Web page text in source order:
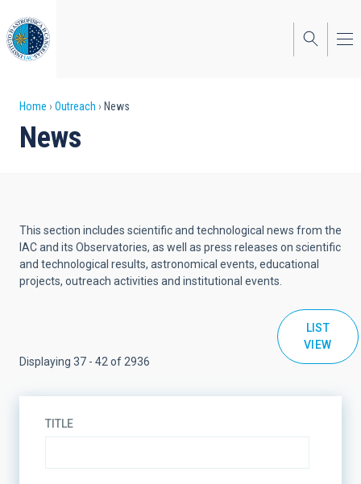
to
main
content
Breadcrumb
Home Outreach News
News
This section includes scientific and technological news from the
IAC and its Observatories, as well as press releases on scientific
and technological results, astronomical events, educational
projects, outreach activities and institutional events.
LIST
VIEW
Displaying 37 - 42 of 2936
TITLE